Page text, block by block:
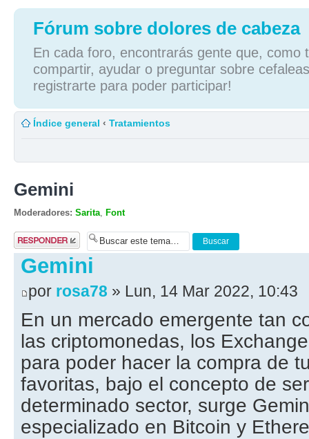
Fórum sobre dolores de cabeza
En cada foro, encontrarás gente que, como
compartir, ayudar o preguntar sobre
registrarte para poder participar!
Índice general ‹ Tratamientos
Gemini
Moderadores: Sarita Font
Publicar una
respuesta
Gemini
por rosa78 » Lun, 14 Mar 2022, 10:43
En un mercado emergente tan
las criptomonedas, los
para poder hacer la compra de
favoritas, bajo el concepto de
determinado sector, surge
especializado en Bitcoin y